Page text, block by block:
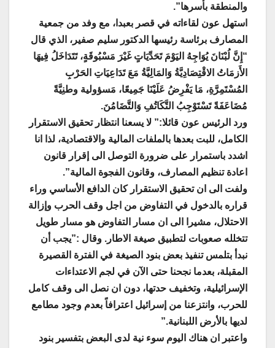
والمنطقة بأسرها”.
استهل عون لقاءاته في قصر بعبدا، مع وفد من جمعية
المصارف برئاسة رئيسها الدكتور سليم صفير، الذي قال
“إِنَّ لُبْنَانَ يُوَاجِهُ اليَوْمَ تَحَدِّيَاتٍ غَيْرَ مَسْبُوقَةٍ، تَتَدَاخَلُ فِيهَا
الأَزمَاتُ الاقْتِصَادِيَّةُ وَالمَالِيَّةُ مَعَ تَدَاعِيَاتِ الحَرْبِ
المُسْتَمِرَّةِ، مَا يَفْرِضُ عَلَيْنَا جَمِيعًا، مَسؤولية وطنِيَّةً
مُضَاعَفَةً تَسْتَوْجِبُ التَّكَاتُفِ وَالتَّضَامُنَ.
ورد الرئيس عون قائلا:” لا يسعنا انتظار تحقيق الاستقرار
الكامل، للبت بعدها بالملفات المالية والاقتصادية، لذا انا
اشدد باستمرار على ضرورة التوصل الى إقرار قانون
اعادة تنظيم المصارف، وقانون الفجوة المالية”.
ولفت الى ان تحقيق الاستقرار كان الدافع الأساسي وراء
قراره بالدخول في التفاوض من اجل وقف الحرب وإزالة
الاحتلال، مشيرا الى ان مسار التفاوض هو مسار طويل
تتخلله صعوبات لتطبيق صيغة الاطار. وقال :”يجب أن
نبدأ بتلمس تنفيذ بعض بنود الصيغة في الفترة القصيرة
المقبلة، بعدما نجحنا حتى الآن في لجم الاعتداءات
الإسرائيلية، وتخفيف حدتها، دون ان نصل الى وقف كامل
للحرب، وانتزعنا من إسرائيل اعترافاً بعدم وجود مطامع
لديها بالأرض اللبنانية.”
واعتبر ان هناك اليوم سوء نية لدى البعض بتفسير بنود